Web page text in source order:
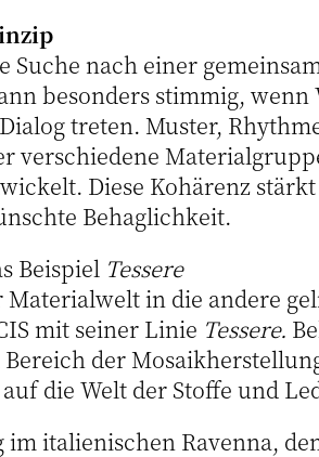
Suche nach einer
besonders stimmig, wenn
treten. Muster,
verschiedene
Diese Kohärenz
Behaglichkeit.
Beispiel Tessere
in die andere
mit seiner Linie Tessere.
der
die Welt der Stoffe und
italienischen Ravenna,